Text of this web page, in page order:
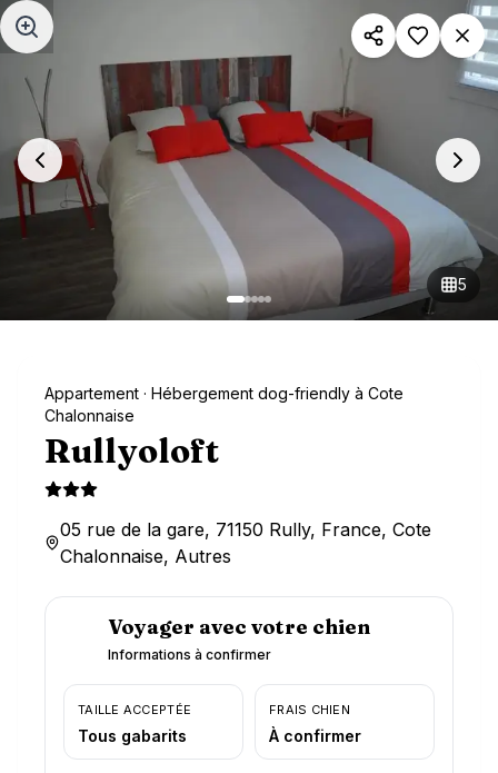
Aller au contenu principal
5
Appartement · Hébergement dog-friendly à Cote
Chalonnaise
Rullyoloft
05 rue de la gare, 71150 Rully, France, Cote
Chalonnaise, Autres
Voyager avec votre chien
Informations à confirmer
TAILLE ACCEPTÉE
Tous gabarits
FRAIS CHIEN
À confirmer